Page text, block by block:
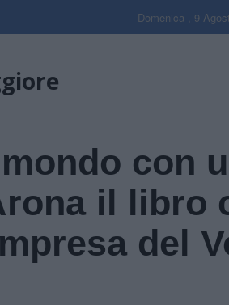
Domenica , 9
con
il libro
del